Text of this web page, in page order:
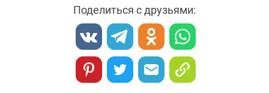
Поделиться с друзьями: